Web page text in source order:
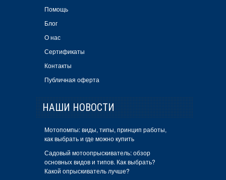
Помощь
Блог
О нас
Сертификаты
Контакты
Публичная оферта
НАШИ НОВОСТИ
Мотопомпы: виды, типы, принцип работы,
как выбрать и где можно купить
Садовый мотоопрыскиватель: обзор
основных видов и типов. Как выбрать?
Какой опрыскиватель лучше?